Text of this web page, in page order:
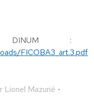
:
FICOBA3_art.3.pdf
Lionel Mazurié